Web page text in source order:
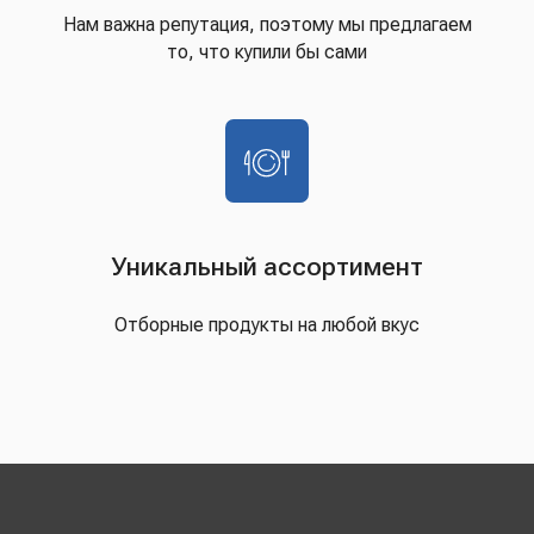
Нам важна репутация, поэтому мы предлагаем
то, что купили бы сами
Уникальный ассортимент
Отборные продукты на любой вкус